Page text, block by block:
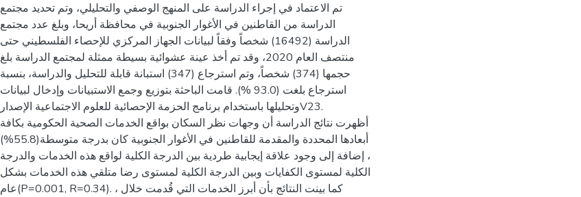
تم الاعتماد في إجراء الدراسة على المنهج الوصفي والتحليلي، وتم تحديد مجتمع
الدراسة من القاطنين في الأغوار الجنوبية في محافظة أريحا، وبلغ عدد مجتمع
الدراسة (16492) شخصاً وفقاً لبيانات الجهاز المركزي للإحصاء الفلسطيني حتى
منتصف العام 2020، وقد تم أخذ عينة عشوائية بسيطة ممثلة لمجتمع الدراسة بلغ
حجمها (374) شخصاً، وتم استرجاع (347) استبانة قابلة للتحليل والدراسة، بنسبة
استرجاع بلغت (93.0 %). قامت الباحثة بتوزيع وجمع الاستبيانات وإدخال لبيانات
وتحليلها باستخدام برنامج الحزمة الإحصائية للعلوم الاجتماعية الإصدارV23.
أظهرت نتائج الدراسة أن وجهات نظر السكان بواقع الخدمات الصحية الحكومية بكافة
أبعادها المحددة والمقدمة للقاطنين في الأغوار الجنوبية كان بدرجة متوسطة(55.8%)
، إضافة إلى وجود علاقة إيجابية طردية بين الدرجة الكلية لواقع هذه الخدمات والدرجة
الكلية لمستوى الكفايات وبين الدرجة الكلية لمستوى رضا متلقي هذه الخدمات بشكل
عام(P=0.001, R=0.34). ، كما بينت النتائج بأن أبرز الخدمات التي قُدمت خلال